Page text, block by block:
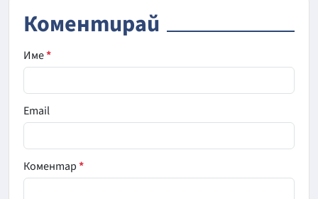
Коментирай
Име*
Email
Коментар*